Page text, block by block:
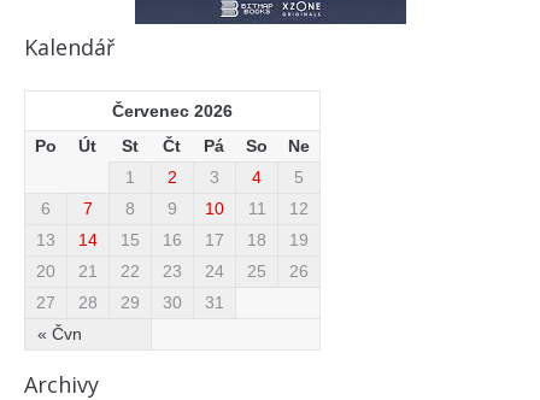
Kalendář
Červenec 2026
Po
Út St Čt Pá So Ne
« Čvn
1 2 3 4
5
6
7 8 9 10 11
12
13
14 15 16 17 18
19
20
21 22 23 24 25
26
27
28 29 30 31
Archivy